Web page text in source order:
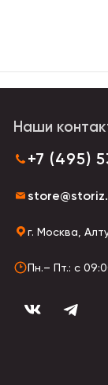
Наши
+7 (495)
г. Москва,
Пн.– Пт.: с